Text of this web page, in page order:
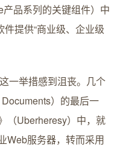
品系列的关键组件）中
提供“商业级、企业级
一举措感到沮丧。几个
）的最后一
（Uberheresy）中，就
Web服务器，转而采用